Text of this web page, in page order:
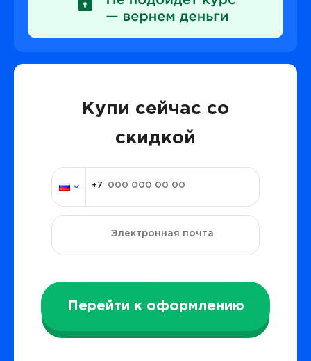
Купи сейчас со
скидкой
Перейти к оформлению